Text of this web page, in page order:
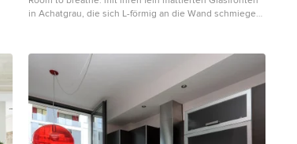
in Achatgrau, die sich L-förmig an die Wand schmiegen
Ein Gaskamin und das in die Front integrierte
Bücherregal unterstreichen den wohnlichen Charakter
der Küche. Room to breathe: with its matt glass
surfaces in agate grey and the L shape that leaves room
for a generous dining area, the kitchen exudes a
comfortable feel. A gas fireplace and the bookshelf that
is integrated into the kitchen front underline the